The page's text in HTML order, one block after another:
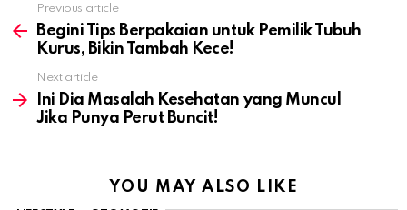
more
Previous article
Begini Tips Berpakaian untuk Pemilik Tubuh
Kurus, Bikin Tambah Kece!
Next article
Ini Dia Masalah Kesehatan yang Muncul
Jika Punya Perut Buncit!
YOU MAY ALSO LIKE